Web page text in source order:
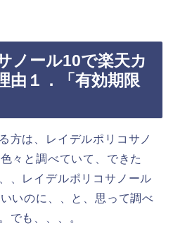
ノール10で楽天カ
由１．「有効期限
方は、レイデルポリコサノ
々と調べていて、できた
、レイデルポリコサノール
いのに、、と、思って調べ
でも、、、。